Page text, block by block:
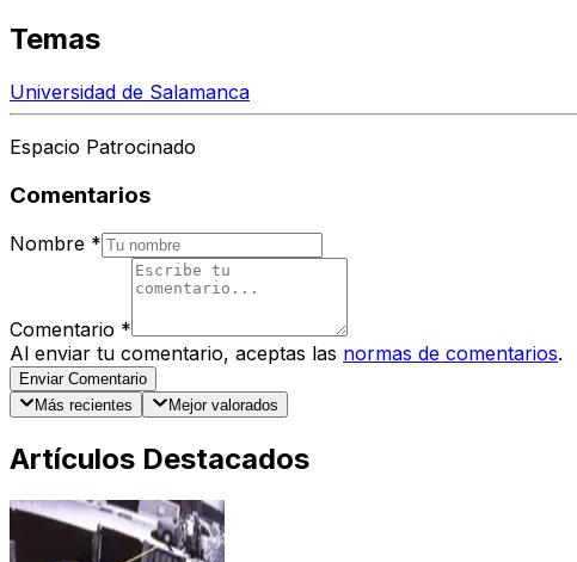
Temas
Universidad de Salamanca
Espacio Patrocinado
Comentarios
Nombre *
Comentario *
Al enviar tu comentario, aceptas las normas de comentarios.
Enviar Comentario
Más recientes
Mejor valorados
Artículos Destacados